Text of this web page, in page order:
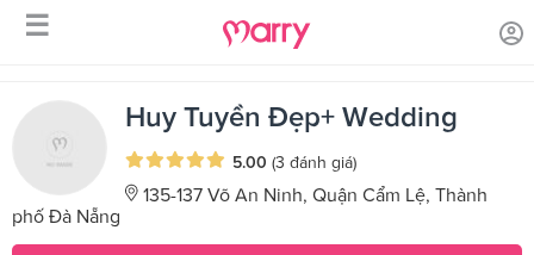
☰
Trang chủ Sản phẩm dịch vụ /
Tour chụp Đảo Lý Sơn hay các
Huy Tuyền Đẹp+ Wedding
5.00 (3 đánh giá)
135-137 Võ An Ninh, Quận Cẩm Lệ, Thành
phố Đà Nẵng